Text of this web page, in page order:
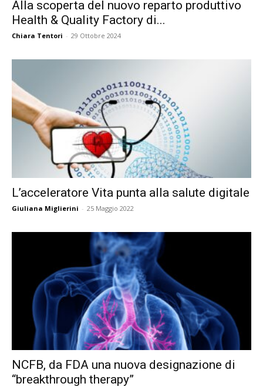
Alla scoperta del nuovo reparto produttivo
Health & Quality Factory di...
Chiara Tentori - 29 Ottobre 2024
L’acceleratore Vita punta alla salute digitale
Giuliana Miglierini - 25 Maggio 2022
NCFB, da FDA una nuova designazione di
“breakthrough therapy”